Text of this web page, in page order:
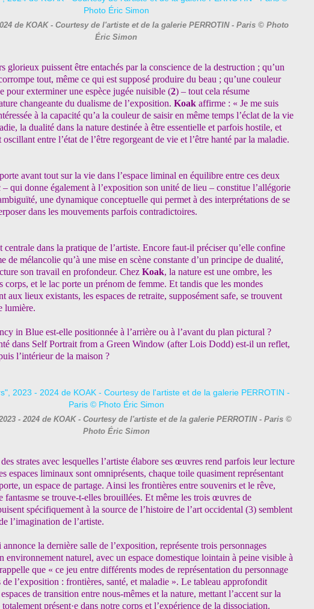
de KOAK - Courtesy de l'artiste et de la galerie PERROTIN - Paris © Photo
Éric Simon
glorieux puissent être entachés par la conscience de la destruction ; qu’un
tout, même ce qui est supposé produire du beau ; qu’une couleur
pour exterminer une espèce jugée nuisible (2) – tout cela résume
changeante du dualisme de l’exposition. Koak affirme : « Je me suis
à la capacité qu’a la couleur de saisir en même temps l’éclat de la vie
la dualité dans la nature destinée à être essentielle et parfois hostile, et
oscillant entre l’état de l’être regorgeant de vie et l’être hanté par la maladie.
avant tout sur la vie dans l’espace liminal en équilibre entre ces deux
qui donne également à l’exposition son unité de lieu – constitue l’allégorie
une dynamique conceptuelle qui permet à des interprétations de se
dans les mouvements parfois contradictoires.
centrale dans la pratique de l’artiste. Encore faut-il préciser qu’elle confine
de mélancolie qu’à une mise en scène constante d’un principe de dualité,
son travail en profondeur. Chez Koak, la nature est une ombre, les
corps, et le lac porte un prénom de femme. Et tandis que les mondes
aux lieux existants, les espaces de retraite, supposément safe, se trouvent
lumière.
in Blue est-elle positionnée à l’arrière ou à l’avant du plan pictural ?
dans Self Portrait from a Green Window (after Lois Dodd) est-il un reflet,
l’intérieur de la maison ?
- 2024 de KOAK - Courtesy de l'artiste et de la galerie PERROTIN - Paris ©
Photo Éric Simon
strates avec lesquelles l’artiste élabore ses œuvres rend parfois leur lecture
espaces liminaux sont omniprésents, chaque toile quasiment représentant
un espace de partage. Ainsi les frontières entre souvenirs et le rêve,
fantasme se trouve-t-elles brouillées. Et même les trois œuvres de
spécifiquement à la source de l’histoire de l’art occidental (3) semblent
l’imagination de l’artiste.
la dernière salle de l’exposition, représente trois personnages
environnement naturel, avec un espace domestique lointain à peine visible à
rappelle que « ce jeu entre différents modes de représentation du personnage
de l’exposition : frontières, santé, et maladie ». Le tableau approfondit
de transition entre nous-mêmes et la nature, mettant l’accent sur la
présent·e dans notre corps et l’expérience de la dissociation.